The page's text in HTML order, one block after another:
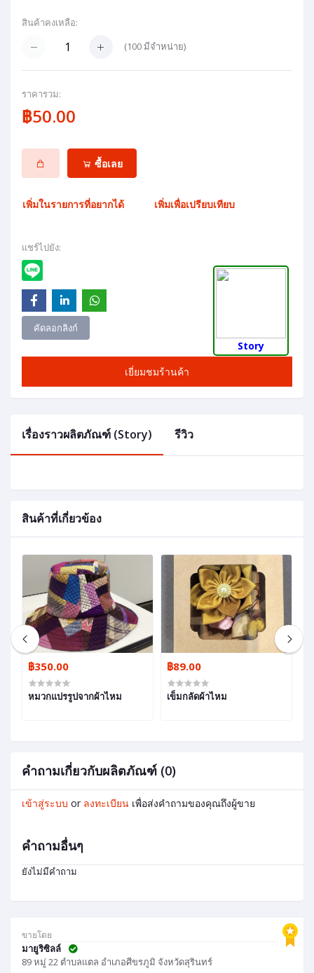
สินค้าคงเหลือ:
(100มีจำหน่าย)
ราคารวม:
฿50.00
ซื้อเลย
เพิ่มในรายการที่อยากได้ เพิ่มเพื่อเปรียบเทียบ
แชร์ไปยัง:
คัดลอกลิงก์
เยี่ยมชมร้านค้า
Story
ขายโดย
มายูริซิลล์
89 หมู่ 22 ตำบลเเตล อำเภอศีขรภูมิ จังหวัดสุรินทร์
เรื่องราวผลิตภัณฑ์ (Story) รีวิว
สินค้าที่เกี่ยวข้อง
฿350.00
หมวกแปรรูปจากผ้าไหม
฿89.00
เข็มกลัดผ้าไหม
คำถามเกี่ยวกับผลิตภัณฑ์ (0)
เข้าสู่ระบบ or ลงทะเบียน เพื่อส่งคำถามของคุณถึงผู้ขาย
คำถามอื่นๆ
ยังไม่มีคำถาม